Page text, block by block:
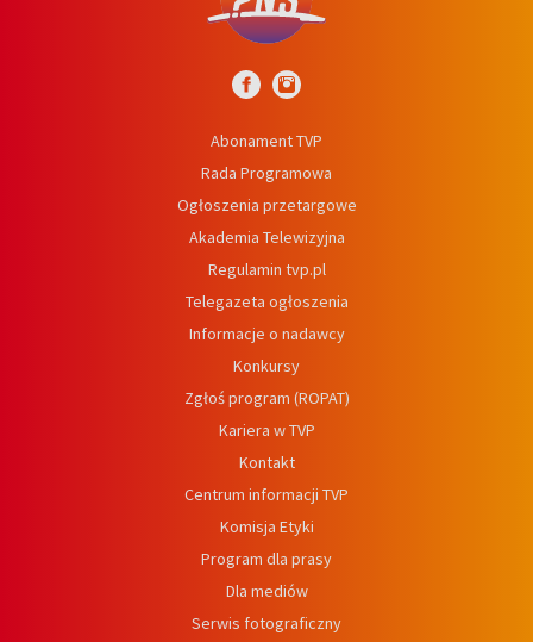
Abonament TVP
Rada Programowa
Ogłoszenia przetargowe
Akademia Telewizyjna
Regulamin tvp.pl
Telegazeta ogłoszenia
Informacje o nadawcy
Konkursy
Zgłoś program (ROPAT)
Kariera w TVP
Kontakt
Centrum informacji TVP
Komisja Etyki
Program dla prasy
Dla mediów
Serwis fotograficzny